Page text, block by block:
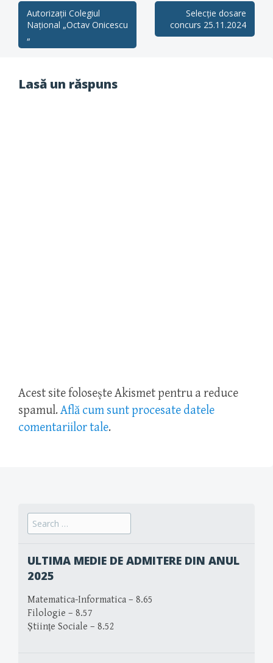
Post
navigation
Autorizații Colegiul
Național „Octav Onicescu
„
Selecție dosare
concurs 25.11.2024
Lasă un răspuns
Acest site folosește Akismet pentru a reduce
spamul. Află cum sunt procesate datele
comentariilor tale.
Search
for:
ULTIMA MEDIE DE ADMITERE DIN ANUL
2025
Matematica-Informatica – 8.65
Filologie – 8.57
Științe Sociale – 8.52